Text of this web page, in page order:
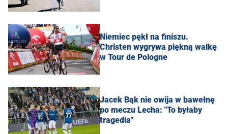
Niemiec pękł na finiszu.
Christen wygrywa piękną walkę
w Tour de Pologne
Jacek Bąk nie owija w bawełnę
po meczu Lecha: "To byłaby
tragedia"